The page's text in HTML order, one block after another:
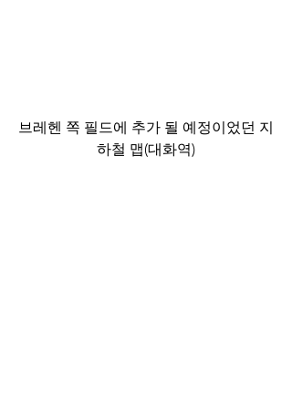
브레헨 쪽 필드에 추가 될 예정이었던 지
하철 맵(대화역)